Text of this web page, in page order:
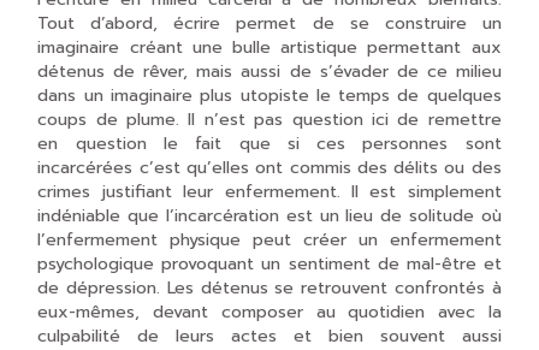
Tout d’abord, écrire permet de se construire un
imaginaire créant une bulle artistique permettant aux
détenus de rêver, mais aussi de s’évader de ce milieu
dans un imaginaire plus utopiste le temps de quelques
coups de plume. Il n’est pas question ici de remettre
en question le fait que si ces personnes sont
incarcérées c’est qu’elles ont commis des délits ou des
crimes justifiant leur enfermement. Il est simplement
indéniable que l’incarcération est un lieu de solitude où
l’enfermement physique peut créer un enfermement
psychologique provoquant un sentiment de mal-être et
de dépression. Les détenus se retrouvent confrontés à
eux-mêmes, devant composer au quotidien avec la
culpabilité de leurs actes et bien souvent aussi